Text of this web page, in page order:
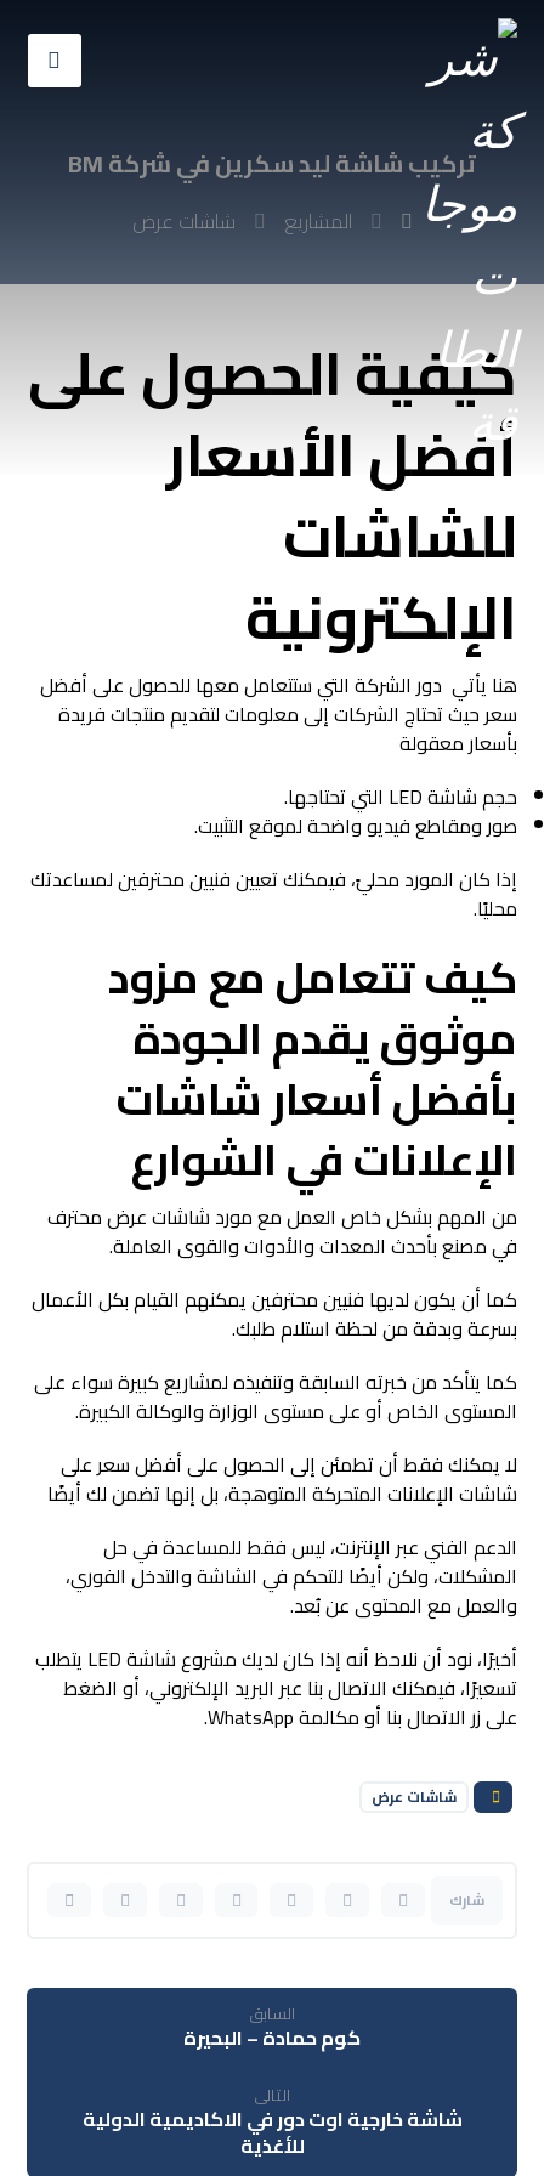
تركيب شاشة ليد سكرين في شركة BM
المشاريع شاشات عرض
كيفية الحصول على
أفضل الأسعار
للشاشات
الإلكترونية
هنا يأتي دور الشركة التي ستتعامل معها للحصول على أفضل
سعر حيث تحتاج الشركات إلى معلومات لتقديم منتجات فريدة
بأسعار معقولة
حجم شاشة LED التي تحتاجها.
صور ومقاطع فيديو واضحة لموقع التثبيت.
إذا كان المورد محليً، فيمكنك تعيين فنيين محترفين لمساعدتك
محليًا.
كيف تتعامل مع مزود
موثوق يقدم الجودة
بأفضل أسعار شاشات
الإعلانات في الشوارع
من المهم بشكل خاص العمل مع مورد شاشات عرض محترف
في مصنع بأحدث المعدات والأدوات والقوى العاملة.
كما أن يكون لديها فنيين محترفين يمكنهم القيام بكل الأعمال
بسرعة وبدقة من لحظة استلام طلبك.
كما يتأكد من خبرته السابقة وتنفيذه لمشاريع كبيرة سواء على
المستوى الخاص أو على مستوى الوزارة والوكالة الكبيرة.
لا يمكنك فقط أن تطمئن إلى الحصول على أفضل سعر على
شاشات الإعلانات المتحركة المتوهجة، بل إنها تضمن لك أيضًا
الدعم الفني عبر الإنترنت، ليس فقط للمساعدة في حل
المشكلات، ولكن أيضًا للتحكم في الشاشة والتدخل الفوري،
والعمل مع المحتوى عن بُعد.
أخيرًا، نود أن نلاحظ أنه إذا كان لديك مشروع شاشة LED يتطلب
تسعيرًا، فيمكنك الاتصال بنا عبر البريد الإلكتروني، أو الضغط
على زر الاتصال بنا أو مكالمة WhatsApp.
شاشات عرض
السابق
كوم حمادة – البحيرة
التالى
شاشة خارجية اوت دور في الاكاديمية الدولية
للأغذية